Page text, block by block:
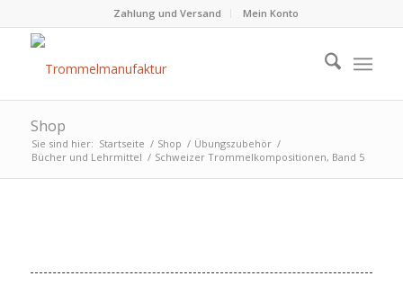
Zahlung und Versand Mein Konto
Shop
Sie sind hier: Startseite / Shop / Übungszubehör /
Bücher und Lehrmittel / Schweizer Trommelkompositionen, Band 5